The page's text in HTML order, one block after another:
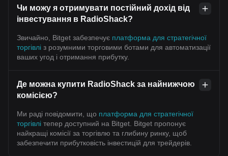
Чи можу я отримувати постійний дохід від
інвестування в RadioShack?
Звичайно, Bitget забезпечує платформа для стратегічної
торгівлі з розумними торговими ботами для автоматизації
ваших угод і отримання прибутку.
Де можна купити RadioShack за найнижчою
комісією?
Ми раді повідомити, що платформа для стратегічної
торгівлі тепер доступний на Bitget. Bitget пропонує
найкращі комісії за торгівлю та глибину ринку, щоб
забезпечити прибутковість інвестицій для трейдерів.